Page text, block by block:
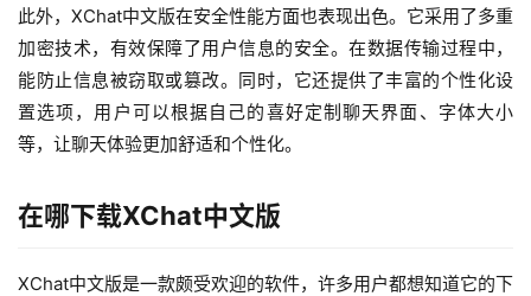
此外，XChat中文版在安全性能方面也表现出色。它采用了多重
加密技术，有效保障了用户信息的安全。在数据传输过程中，
能防止信息被窃取或篡改。同时，它还提供了丰富的个性化设
置选项，用户可以根据自己的喜好定制聊天界面、字体大小
等，让聊天体验更加舒适和个性化。
在哪下载XChat中文版
XChat中文版是一款颇受欢迎的软件，许多用户都想知道它的下